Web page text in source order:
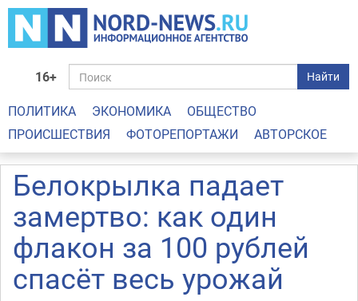
16+ Найти
ПОЛИТИКА ЭКОНОМИКА
ОБЩЕСТВО
ПРОИСШЕСТВИЯ
ФОТОРЕПОРТАЖИ АВТОРСКОЕ
Белокрылка падает
замертво: как один
флакон за 100 рублей
спасёт весь урожай